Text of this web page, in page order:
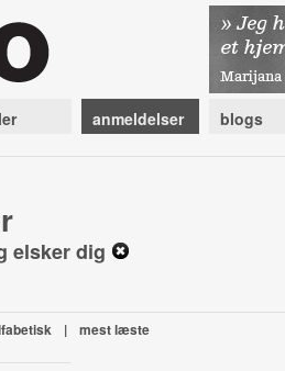
anmeldelser blogs
elsker dig
| mest læste